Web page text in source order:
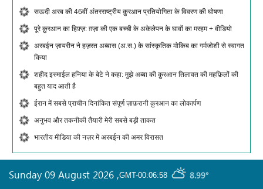
सऊदी अरब की 46वीं अंतरराष्ट्रीय क़ुरआन प्रतियोगिता के विवरण की घोषणा
पूरे क़ुरआन का हिफ़्ज़: ग़ज़ा की एक बच्ची के अकेलेपन के घावों का मरहम + वीडियो
अरबईन ज़ायरीन ने हज़रत अब्बास (अ.स.) के सांस्कृतिक मोकिब का गर्मजोशी से स्वागत
किया
शहीद इस्माईल हनिया के बेटे ने कहा: मुझे अब्बा की क़ुरआन तिलावत की महफ़िलों की
बहुत याद आती है
ईरान में सबसे प्राचीन दिनांकित संपूर्ण ज़ाफ़रानी क़ुरआन का लोकार्पण
अनुभव और तकनीकी तैयारी मेरी सबसे बड़ी ताकत
भारतीय मीडिया की नज़र में अरबईन की अमर विरासत
GMT-00:06:58 8.99°
Sunday 09 August 2026 ,